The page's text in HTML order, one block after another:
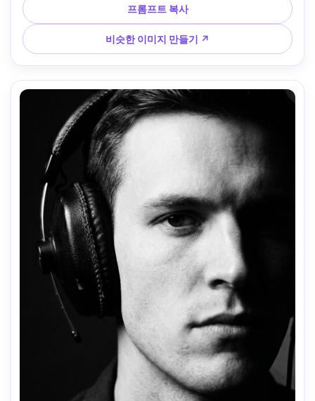
현실적인 피부 질감, 프리미엄 편집 분위기 추가 --ar 4:5
프롬프트 복사
비슷한 이미지 만들기 ↗